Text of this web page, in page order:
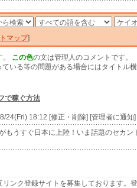
マップ]
この色の文は管理人のコメントです。
いる等の問題がある場合にはタイトル
で稼ぐ方法
24(Fri) 18:12 [修正・削除] [管理者に通知]
もうすぐ日本に上陸！いま話題のセカ
リンク登録サイトを募集しております。